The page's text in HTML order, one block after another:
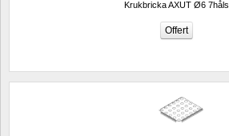
Krukbricka AXUT Ø6 7håls